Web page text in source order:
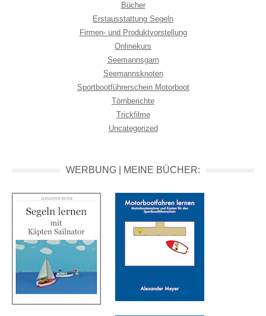
Bücher
Erstausstattung Segeln
Firmen- und Produktvorstellung
Onlinekurs
Seemannsgarn
Seemannsknoten
Sportbootführerschein Motorboot
Törnberichte
Trickfilme
Uncategorized
WERBUNG | MEINE BÜCHER: